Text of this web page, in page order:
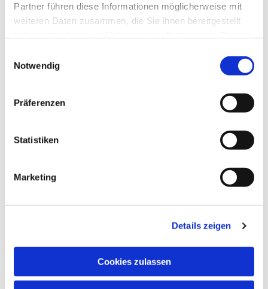
Partner führen diese Informationen möglicherweise mit
weiteren Daten zusammen, die Sie ihnen bereitgestellt
Notwendig
Präferenzen
Statistiken
Marketing
Details zeigen
Cookies zulassen
Dies könnte Sie auch